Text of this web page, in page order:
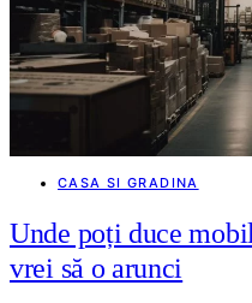
CASA SI GRADINA
Unde poți duce
vrei să o arunci